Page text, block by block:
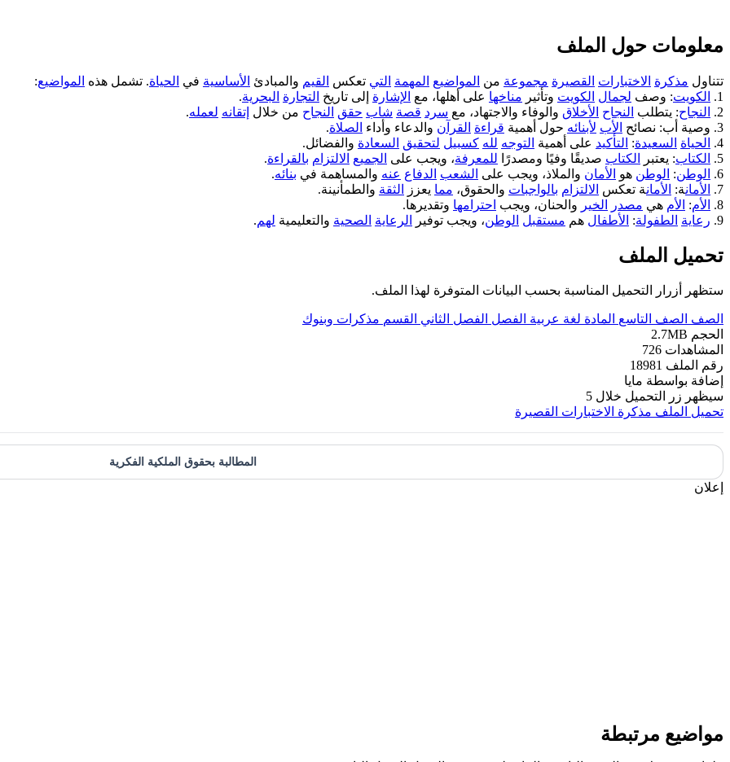
معلومات حول الملف
تتناول مذكرة الاختبارات القصيرة مجموعة من المواضيع المهمة التي تعكس القيم والمبادئ الأساسية في الحياة. تشمل هذه المواضيع:
1.
الكويت: وصف لجمال الكويت وتأثير مناخها على أهلها، مع الإشارة إلى تاريخ التجارة البحرية.
2.
النجاح: يتطلب النجاح الأخلاق والوفاء والاجتهاد، مع سرد قصة شاب حقق النجاح من خلال إتقانه لعمله.
3. وصية أب: نصائح
الأب لأبنائه حول أهمية قراءة القرآن والدعاء وأداء الصلاة.
4.
الحياة السعيدة: التأكيد على أهمية التوجه لله كسبيل لتحقيق السعادة والفضائل.
5.
الكتاب: يعتبر الكتاب صديقًا وفيًا ومصدرًا للمعرفة، ويجب على الجميع الالتزام بالقراءة.
6.
الوطن: الوطن هو الأمان والملاذ، ويجب على الشعب الدفاع عنه والمساهمة في بنائه.
7.
الأمانة: الأمانة تعكس الالتزام بالواجبات والحقوق، مما يعزز الثقة والطمأنينة.
8.
الأم: الأم هي مصدر الخير والحنان، ويجب احترامها وتقديرها.
9. رعاية الطفولة: الأطفال هم مستقبل الوطن، ويجب توفير الرعاية الصحية والتعليمية لهم.
تحميل الملف
ستظهر أزرار التحميل المناسبة بحسب البيانات المتوفرة لهذا الملف.
الصف الصف التاسع المادة لغة عربية الفصل الفصل الثاني القسم مذكرات وبنوك
الحجم 2.7MB
المشاهدات 726
رقم الملف 18981
إضافة بواسطة مايا
سيظهر زر التحميل خلال 5
تحميل الملف مذكرة الاختبارات القصيرة
المطالبة بحقوق الملكية الفكرية
إعلان
مواضيع مرتبطة